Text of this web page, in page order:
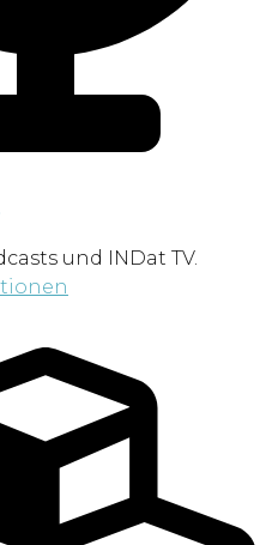
und INDat TV.